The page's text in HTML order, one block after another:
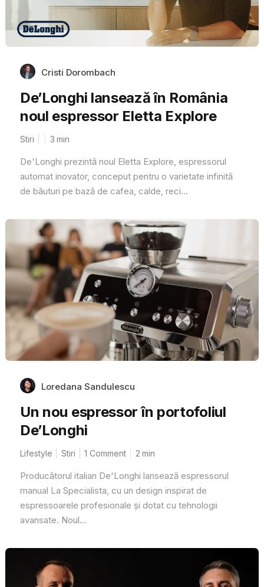
Cristi Dorombach
De’Longhi lansează în România
noul espressor Eletta Explore
Stiri 3 min
De'Longhi prezintă noul Eletta Explore, espressorul
automat inovator, conceput pentru o varietate infinită
de băuturi pe bază de cafea, calde, reci...
Loredana Sandulescu
Un nou espressor în portofoliul
De’Longhi
Lifestyle Stiri 1 Comment 2 min
Producătorul italian De'Longhi lansează espressorul
manual La Specialista, cu un design inspirat de
espressoarele profesionale și dotat cu tehnologii
avansate. Noul...